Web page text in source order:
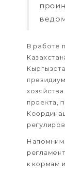
В работе
проекта,
к кормам